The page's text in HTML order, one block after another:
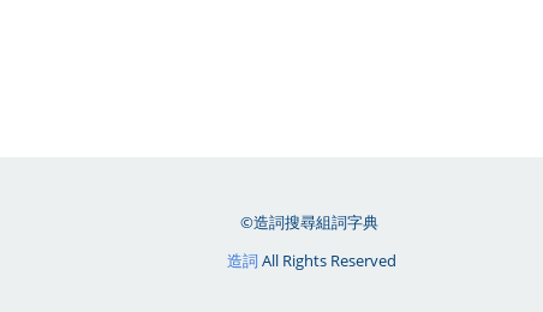
©造詞搜尋組詞字典
造詞 All Rights Reserved